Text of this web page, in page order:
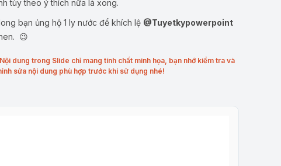
tùy theo ý thích nữa là xong.
bạn ủng hộ 1 ly nước để khích lệ @Tuyetkypowerpoint
😉
dung trong Slide chỉ mang tính chất minh họa, bạn nhớ kiểm tra và
sửa nội dung phù hợp trước khi sử dụng nhé!